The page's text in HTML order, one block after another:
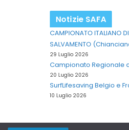
Notizie SAFA
CAMPIONATO ITALIANO
SALVAMENTO
29 Luglio 2026
Campionato Regionale
20 Luglio 2026
SurfLifesaving Belgio e
10 Luglio 2026